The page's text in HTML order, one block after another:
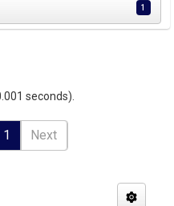
1
seconds).
1 Next